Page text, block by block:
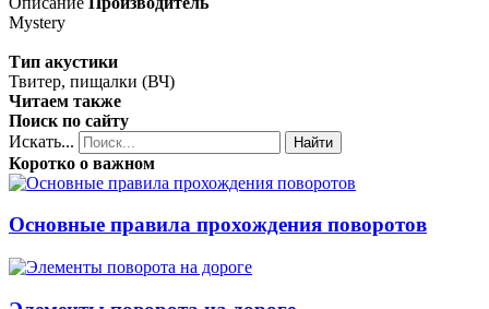
Mystery
Тип акустики
Твитер, пищалки (ВЧ)
Читаем также
Поиск по сайту
Искать...
Найти
Коротко о важном
Основные правила прохождения поворотов